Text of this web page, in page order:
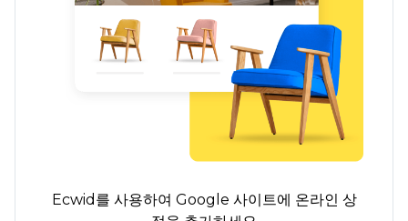
Ecwid를 사용하여 Google 사이트에 온라인 상